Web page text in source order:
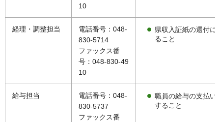
10
経理・調整担当
電話番号：048-
830-5714
ファックス番
号：048-830-49
10
県収入証紙の還付に
ること
給与担当
電話番号：048-
830-5737
ファックス番
職員の給与の支払い
すること